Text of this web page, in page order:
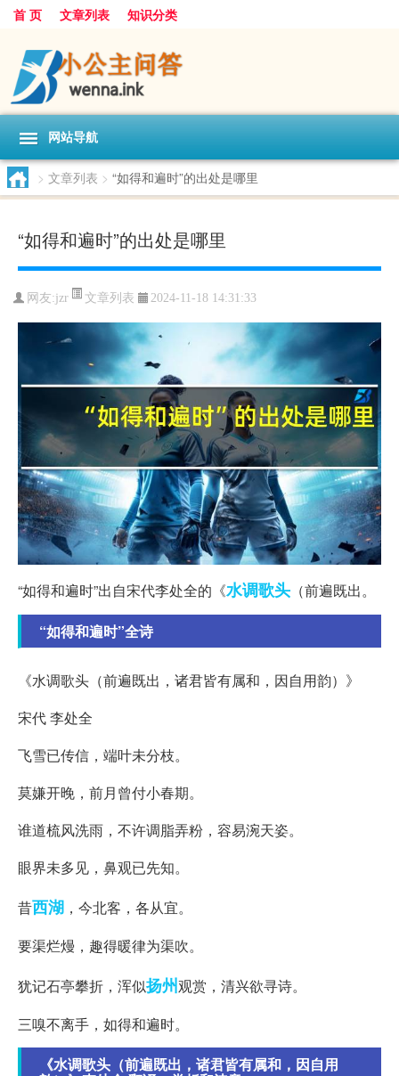
首 页 文章列表 知识分类
网站导航
> 文章列表 > “如得和遍时”的出处是哪里
“如得和遍时”的出处是哪里
网友:jzr 文章列表 2024-11-18 14:31:33
“如得和遍时”出自宋代李处全的《水调歌头 （前遍既出。
“如得和遍时”全诗
《水调歌头（前遍既出，诸君皆有属和，因自用韵）》
宋代 李处全
飞雪已传信，端叶未分枝。
莫嫌开晚，前月曾付小春期。
谁道梳风洗雨，不许调脂弄粉，容易涴天姿。
眼界未多见，鼻观已先知。
昔西湖 ，今北客，各从宜。
要渠烂熳，趣得暖律为渠吹。
犹记石亭攀折，浑似扬州观赏，清兴欲寻诗。
三嗅不离手，如得和遍时。
《水调歌头（前遍既出，诸君皆有属和，因自用